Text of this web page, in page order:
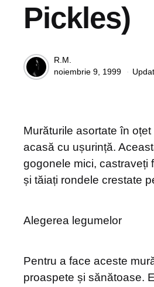
Pickles)
Posted
by
R.M.
noiembrie 9, 1999
Murăturile asortate în
acasă cu ușurință.
gogonele mici, castraveți
și tăiați rondele crestate
Alegerea legumelor
Pentru a face aceste
proaspete și sănătoase.